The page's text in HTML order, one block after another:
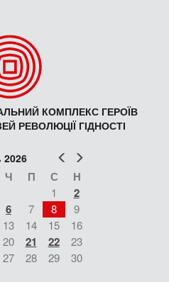
КОМПЛЕКС ГЕРОЇВ
РЕВОЛЮЦІЇ ГІДНОСТІ
Попер
2026
Ч П С Н
1 2
6 7 8
9
13 14 15
16
20 21 22
23
27 28 29
30